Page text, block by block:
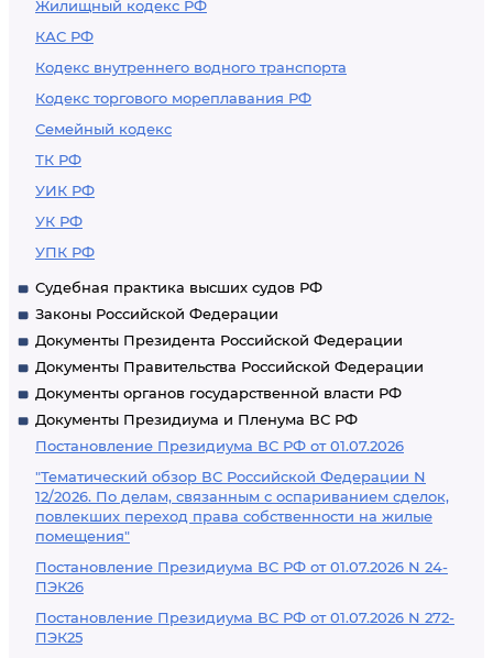
Жилищный кодекс РФ
КАС РФ
Кодекс внутреннего водного транспорта
Кодекс торгового мореплавания РФ
Семейный кодекс
ТК РФ
УИК РФ
УК РФ
УПК РФ
Судебная практика высших судов РФ
Законы Российской Федерации
Документы Президента Российской Федерации
Документы Правительства Российской Федерации
Документы органов государственной власти РФ
Документы Президиума и Пленума ВС РФ
Постановление Президиума ВС РФ от 01.07.2026
"Тематический обзор ВС Российской Федерации N
12/2026. По делам, связанным с оспариванием сделок,
повлекших переход права собственности на жилые
помещения"
Постановление Президиума ВС РФ от 01.07.2026 N 24-
ПЭК26
Постановление Президиума ВС РФ от 01.07.2026 N 272-
ПЭК25